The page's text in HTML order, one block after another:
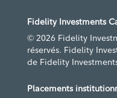
Fidelity Investments
© 2026 Fidelity
réservés. Fidelity
de Fidelity
Placements